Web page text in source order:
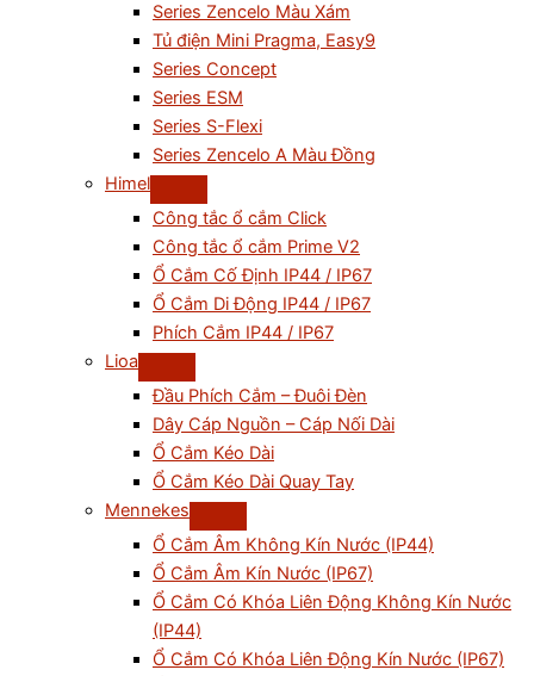
Series Zencelo Màu Xám
Tủ điện Mini Pragma, Easy9
Series Concept
Series ESM
Series S-Flexi
Series Zencelo A Màu Đồng
Himel
Công tắc ổ cắm Click
Công tắc ổ cắm Prime V2
Ổ Cắm Cố Định IP44 / IP67
Ổ Cắm Di Động IP44 / IP67
Phích Cắm IP44 / IP67
Lioa
Đầu Phích Cắm – Đuôi Đèn
Dây Cáp Nguồn – Cáp Nối Dài
Ổ Cắm Kéo Dài
Ổ Cắm Kéo Dài Quay Tay
Mennekes
Ổ Cắm Âm Không Kín Nước (IP44)
Ổ Cắm Âm Kín Nước (IP67)
Ổ Cắm Có Khóa Liên Động Không Kín Nước
(IP44)
Ổ Cắm Có Khóa Liên Động Kín Nước (IP67)